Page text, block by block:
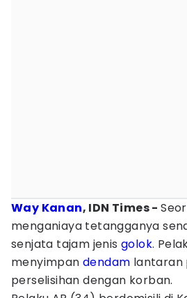
Way Kanan, IDN Times -
menganiaya tetangganya
senjata tajam jenis golok.
menyimpandendam lantaran
perselisihan dengan korban.